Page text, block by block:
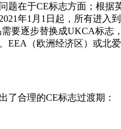
题在于CE标志方面；根据
年1月1日起，所有进入
要逐步替换成UKCA标志
EEA（欧洲经济区）或北
了合理的CE标志过渡期：